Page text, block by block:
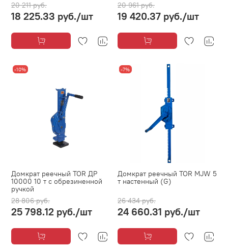
20 211 руб.
18 225.33 руб./шт
20 961 руб.
19 420.37 руб./шт
-10%
Домкрат реечный TOR ДР
10000 10 т с обрезиненной
ручкой
28 806 руб.
25 798.12 руб./шт
-7%
Домкрат реечный TOR MJW 5
т настенный (G)
26 434 руб.
24 660.31 руб./шт